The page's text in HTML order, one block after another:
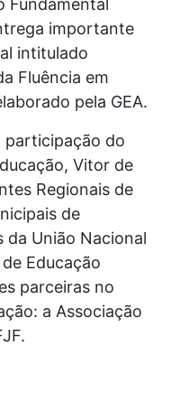
Fundamental
importante
intitulado
Fluência em
pela GEA.
do
Vitor de
Regionais de
de
da União Nacional
Educação
parceiras no
a Associação